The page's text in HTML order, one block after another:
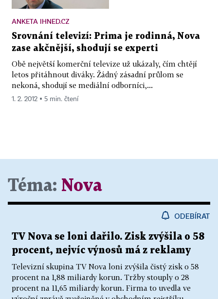
ANKETA IHNED.CZ
Srovnání televizí: Prima je rodinná, Nova
zase akčnější, shodují se experti
Obě největší komerční televize už ukázaly, čím chtějí
letos přitáhnout diváky. Žádný zásadní průlom se
nekoná, shodují se mediální odborníci,...
1. 2. 2012 ▪ 5 min. čtení
Téma: Nova
ODEBÍRAT
TV Nova se loni dařilo. Zisk zvýšila o 58
procent, nejvíc výnosů má z reklamy
Televizní skupina TV Nova loni zvýšila čistý zisk o 58
procent na 1,88 miliardy korun. Tržby stouply o 28
procent na 11,65 miliardy korun. Firma to uvedla ve